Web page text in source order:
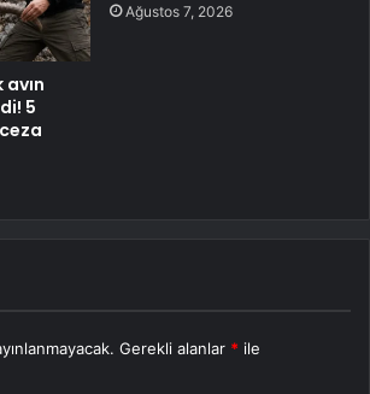
5
Ağustos 7, 2026
Gerekli alanlar * ile